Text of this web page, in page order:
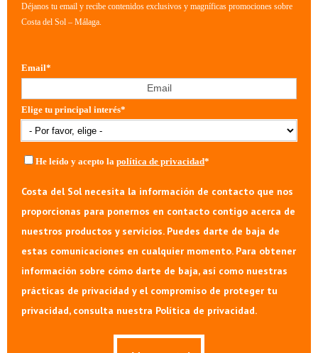
Déjanos tu email y recibe contenidos exclusivos y magníficas promociones sobre
Costa del Sol – Málaga.
Email*
Elige tu principal interés*
He leído y acepto la política de privacidad*
Costa del Sol necesita la información de contacto que nos
proporcionas para ponernos en contacto contigo acerca de
nuestros productos y servicios. Puedes darte de baja de
estas comunicaciones en cualquier momento. Para obtener
información sobre cómo darte de baja, así como nuestras
prácticas de privacidad y el compromiso de proteger tu
privacidad, consulta nuestra Política de privacidad.